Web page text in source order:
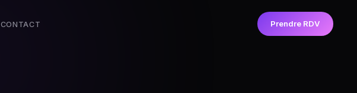
CONTACT Prendre RDV